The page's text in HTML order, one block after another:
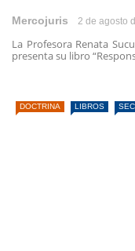
Mercojuris 2 de agosto
La Profesora Renata
presenta su libro
DOCTRINA LIBROS